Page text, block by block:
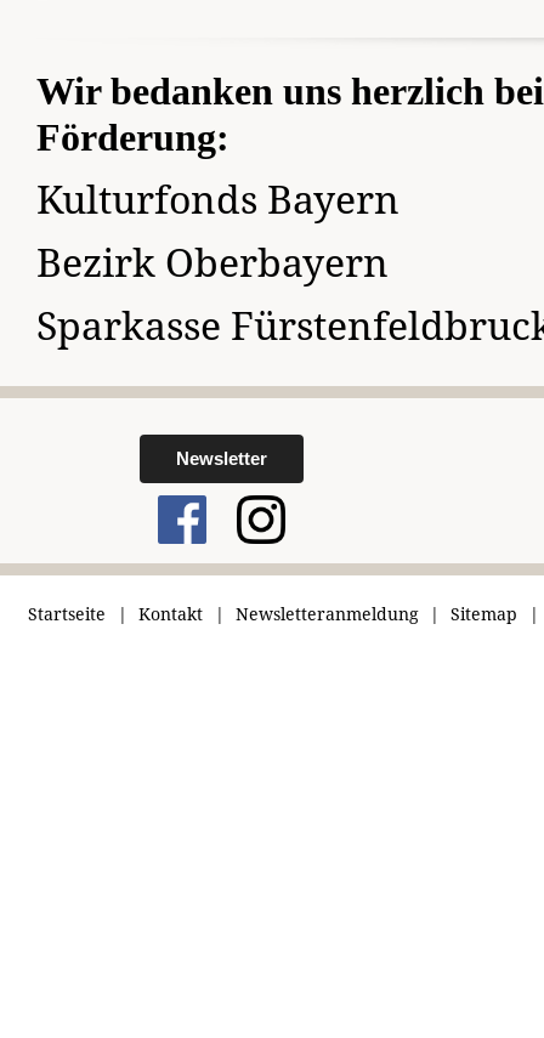
Wir bedanken uns herzlich
Förderung:
Kulturfonds Bayern
Bezirk Oberbayern
Sparkasse
Newsletter
Startseite Kontakt Newsletteranmeldung Sitemap